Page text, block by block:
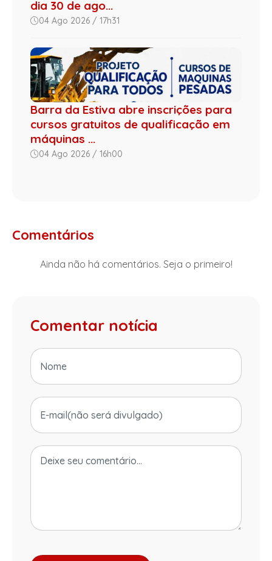
dia 30 de ago...
04 Ago 2026 / 17h31
Barra da Estiva abre inscrições para
cursos gratuitos de qualificação em
máquinas ...
04 Ago 2026 / 16h00
Comentários
Ainda não há comentários. Seja o primeiro!
Comentar notícia